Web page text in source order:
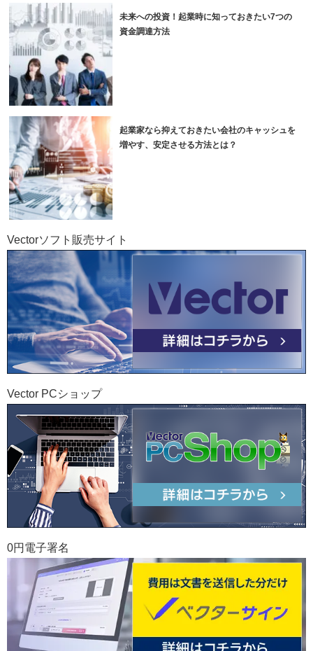
未来への投資！起業時に知っておきたい7つの
資金調達方法
起業家なら抑えておきたい会社のキャッシュを
増やす、安定させる方法とは？
Vectorソフト販売サイト
Vector PCショップ
0円電子署名